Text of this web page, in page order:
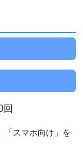
回
「スマホ向け」を